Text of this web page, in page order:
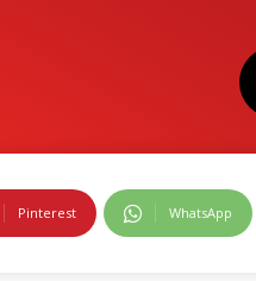
Pinterest WhatsApp